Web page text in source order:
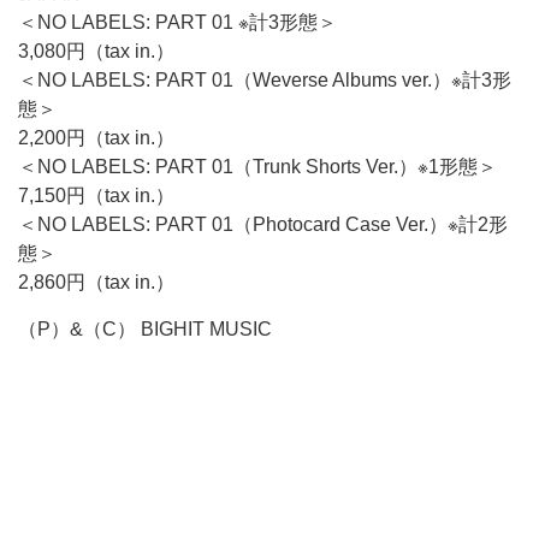
＜NO LABELS: PART 01 ※計3形態＞
3,080円（tax in.）
＜NO LABELS: PART 01（Weverse Albums ver.）※計3形
態＞
2,200円（tax in.）
＜NO LABELS: PART 01（Trunk Shorts Ver.）※1形態＞
7,150円（tax in.）
＜NO LABELS: PART 01（Photocard Case Ver.）※計2形
態＞
2,860円（tax in.）
（P）&（C） BIGHIT MUSIC